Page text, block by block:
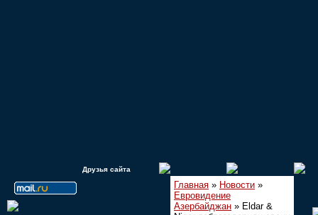
Друзья сайта
Главная » Новости »
Евровидение
Азербайджан » Eldar &